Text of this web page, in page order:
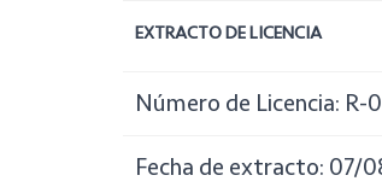
EXTRACTO DE LICENCIA
Número de Licencia: R-
Fecha de extracto: 07/